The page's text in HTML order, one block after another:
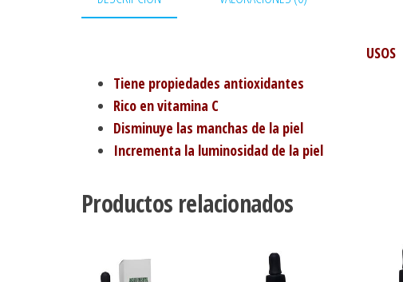
USOS
Tiene propiedades antioxidantes
Rico en vitamina C
Disminuye las manchas de la piel
Incrementa la luminosidad de la piel
Productos relacionados